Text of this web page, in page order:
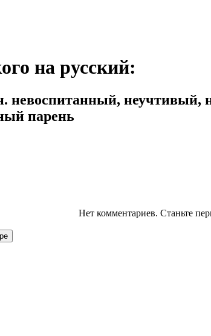
на русский:
невоспитанный, неучтивый,
парень
Нет комментариев. Станьте